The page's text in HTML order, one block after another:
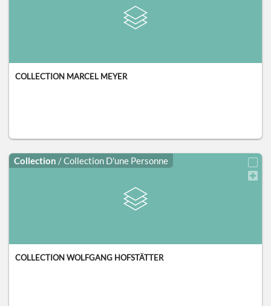
COLLECTION MARCEL MEYER
Collection / Collection D'une Personne
COLLECTION WOLFGANG HOFSTÄTTER